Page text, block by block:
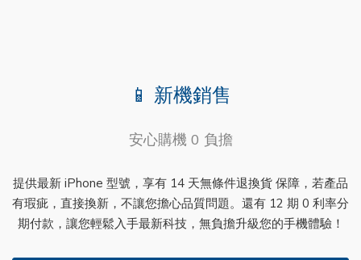
📱 新機銷售
安心購機 0 負擔
提供最新 iPhone 型號，享有 14 天無條件退換貨 保障，若產品
有瑕疵，直接換新，不讓您擔心品質問題。還有 12 期 0 利率分
期付款，讓您輕鬆入手最新科技，無負擔升級您的手機體驗！